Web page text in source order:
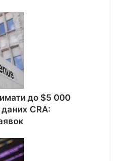
до $5 000
даних CRA: